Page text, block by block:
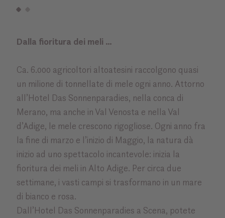
Dalla fioritura dei meli …
Ca. 6.000 agricoltori altoatesini raccolgono quasi
un milione di tonnellate di mele ogni anno. Attorno
all’Hotel Das Sonnenparadies, nella conca di
Merano, ma anche in Val Venosta e nella Val
d’Adige, le mele crescono rigogliose. Ogni anno fra
la fine di marzo e l’inizio di Maggio, la natura dà
inizio ad uno spettacolo incantevole: inizia la
fioritura dei meli in Alto Adige. Per circa due
settimane, i vasti campi si trasformano in un mare
di bianco e rosa.
Dall’Hotel Das Sonnenparadies a Scena, potete